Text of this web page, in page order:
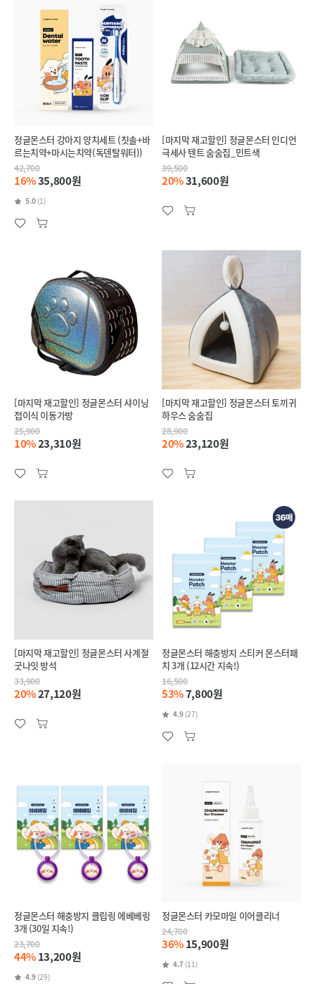
정글몬스터 강아지 양치세트 (칫솔+바
르는치약+마시는치약(독덴탈워터))
42,700
16%35,800원
5.0 (1)
[마지막 재고할인] 정글몬스터 인디언
극세사 텐트 숨숨집_민트색
39,500
20%31,600원
[마지막 재고할인] 정글몬스터 샤이닝
접이식 이동가방
25,900
10%23,310원
[마지막 재고할인] 정글몬스터 토끼귀
하우스 숨숨집
28,900
20%23,120원
[마지막 재고할인] 정글몬스터 사계절
굿나잇 방석
33,900
20%27,120원
정글몬스터 해충방지 스티커 몬스터패
치 3개 (12시간 지속!)
16,500
53%7,800원
4.9 (27)
정글몬스터 해충방지 클립링 에베베링
3개 (30일 지속!)
23,700
44%13,200원
4.9 (29)
정글몬스터 카모마일 이어클리너
24,700
36%15,900원
4.7 (11)